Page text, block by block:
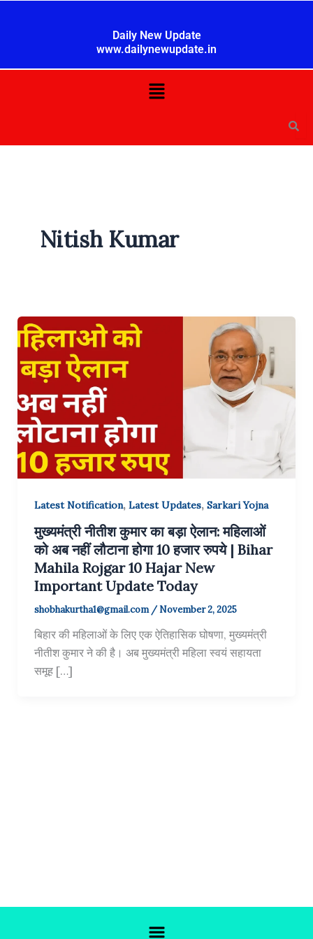
Daily New Update
www.dailynewupdate.in
Menu
Nitish Kumar
Latest Notification, Latest Updates, Sarkari Yojna
मुख्यमंत्री नीतीश कुमार का बड़ा ऐलान: महिलाओं
को अब नहीं लौटाना होगा 10 हजार रुपये | Bihar
Mahila Rojgar 10 Hajar New
Important Update Today
shobhakurtha1@gmail.com /November 2, 2025
बिहार की महिलाओं के लिए एक ऐतिहासिक घोषणा, मुख्यमंत्री
नीतीश कुमार ने की है। अब मुख्यमंत्री महिला स्वयं सहायता
समूह […]
Menu